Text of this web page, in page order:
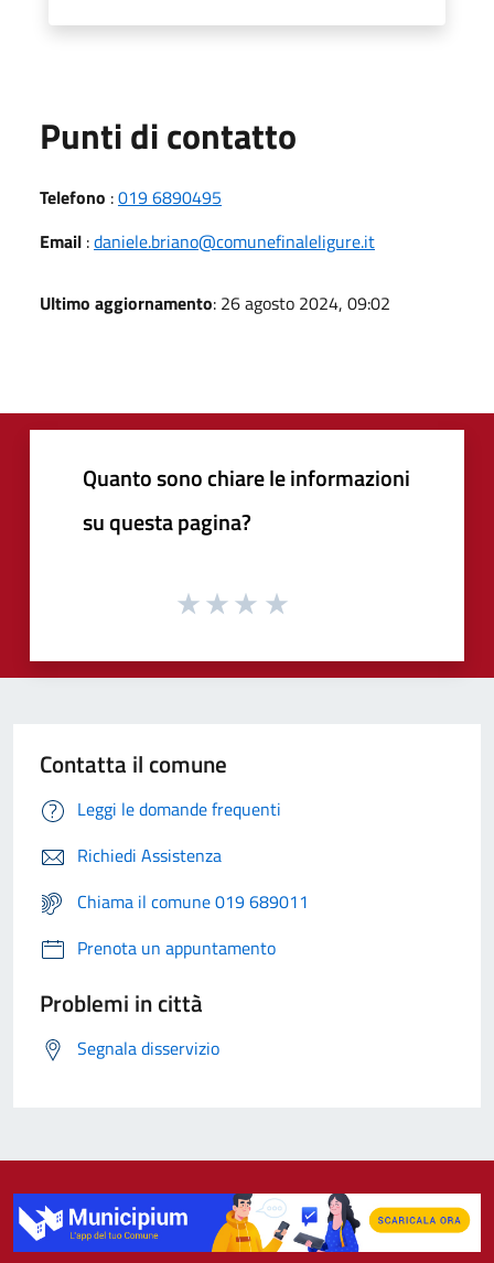
Punti di contatto
Telefono :019 6890495
Email :daniele.briano@comunefinaleligure.it
Ultimo aggiornamento: 26 agosto 2024, 09:02
Quanto sono chiare le informazioni
su questa pagina?
Contatta il comune
Leggi le domande frequenti
Richiedi Assistenza
Chiama il comune 019 689011
Prenota un appuntamento
Problemi in città
Segnala disservizio